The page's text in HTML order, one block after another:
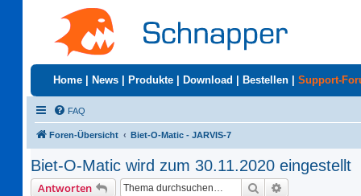
Home News Produkte Download Bestellen Support-
FAQ
Foren-Übersicht Biet-O-Matic - JARVIS-7
Biet-O-Matic wird zum 30.11.2020 eingestellt
Antworten Suche